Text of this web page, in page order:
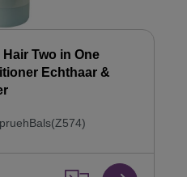
Two in One
Echthaar &